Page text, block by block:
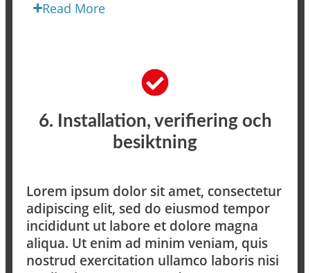
Read More
6. Installation, verifiering och
besiktning​
Lorem ipsum dolor sit amet, consectetur
adipiscing elit, sed do eiusmod tempor
incididunt ut labore et dolore magna
aliqua. Ut enim ad minim veniam, quis
nostrud exercitation ullamco laboris nisi